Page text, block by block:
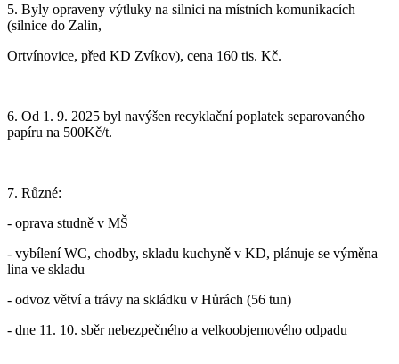
5. Byly opraveny výtluky na silnici na místních komunikacích
(silnice do Zalin,
Ortvínovice, před KD Zvíkov), cena 160 tis. Kč.
6. Od 1. 9. 2025 byl navýšen recyklační poplatek separovaného
papíru na 500Kč/t.
7. Různé:
- oprava studně v MŠ
- vybílení WC, chodby, skladu kuchyně v KD, plánuje se výměna
lina ve skladu
- odvoz větví a trávy na skládku v Hůrách (56 tun)
- dne 11. 10. sběr nebezpečného a velkoobjemového odpadu